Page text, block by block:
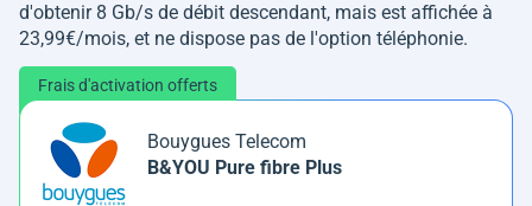
d'obtenir 8 Gb/s de débit descendant, mais est affichée à
23,99€/mois, et ne dispose pas de l'option téléphonie.
Frais d'activation offerts
Bouygues Telecom
B&YOU Pure fibre Plus